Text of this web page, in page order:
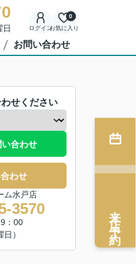
ログインお気に入り
0
お問い合わせ
せください
合わせ
わせ
ム水戸店
3570
：00
日）
来店予約